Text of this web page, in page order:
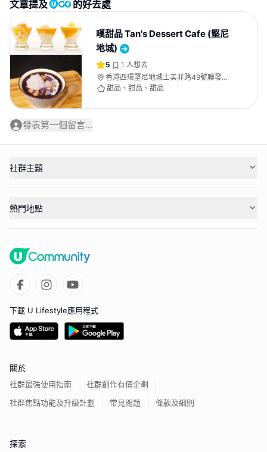
文章提及 的好去處
嘆甜品 Tan's Dessert Cafe (堅尼
地城)
5 1 人想去
香港西環堅尼地城士美菲路49號聯發新
樓地下E舖
甜品、甜品、甜品
發表第一個留言...
社群主題
熱門地點
下載 U Lifestyle應用程式
關於
社群最強使用指南
社群創作有價企劃
社群焦點功能及升級計劃
常見問題 條款及細則
探索